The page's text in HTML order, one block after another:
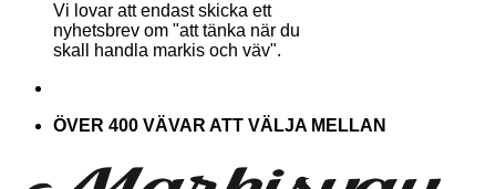
Vi lovar att endast skicka ett
nyhetsbrev om "att tänka när du
skall handla markis och väv".
ÖVER 400 VÄVAR ATT VÄLJA MELLAN